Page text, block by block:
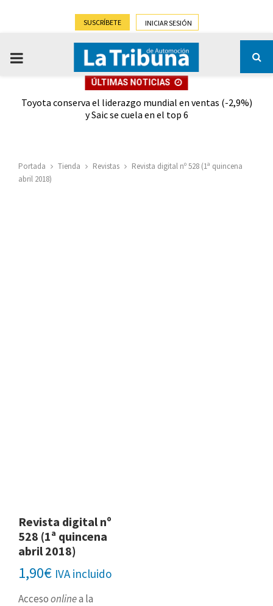
SUSCRÍBETE INICIAR SESIÓN
PRIMARY
ÚLTIMAS NOTICIAS
Toyota conserva el liderazgo mundial en ventas (-2,9%)
y Saic se cuela en el top 6
Portada Tienda Revistas
Revista digital nº 528 (1ª quincena
abril 2018)
Revista digital nº
528 (1ª quincena
abril 2018)
1,90€ IVA incluido
Accesoonlinea la